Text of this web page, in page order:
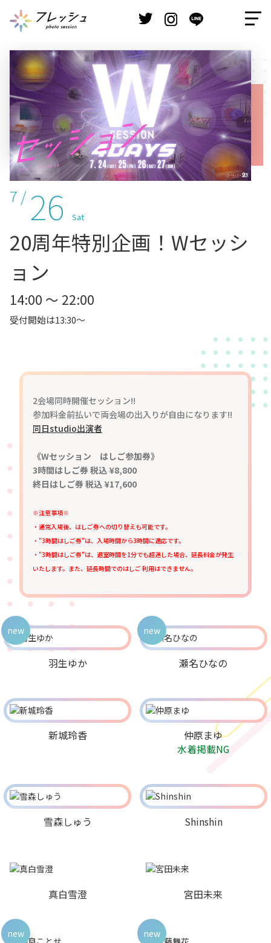
7 / 26 Sat
20周年特別企画！Wセッシ
ョン
14:00 ～ 22:00
受付開始は13:30～
2会場同時開催セッション!!
参加料金前払いで両会場の出入りが自由になります!!
同日studio出演者
《Wセッション はしご参加券》
3時間はしご券 税込 ¥8,800
終日はしご券 税込 ¥17,600
※注意事項※
・通常入場後、はしご券への切り替えも可能です。
・"3時間はしご券"は、入場時間から3時間に適応です。
・"3時間はしご券"は、退室時間を1分でも超過した場合、延長料金が発生
いたします。また、延長時間でのはしご 利用はできません。
羽生ゆか
new
瀬名ひなの
new
新城玲香
仲原まゆ
水着掲載NG
雪森しゅう Shinshin
真白雪澄 宮田未来
new new